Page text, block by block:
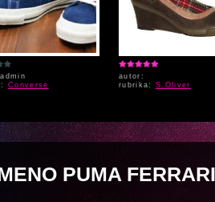
Converse
autor:
rubrika: S.Oliver
PUMA FERRARI